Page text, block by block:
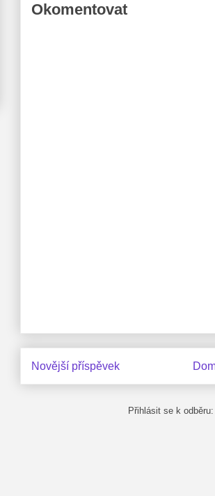
Okomentovat
Novější příspěvek
Přihlásit se k odběru: